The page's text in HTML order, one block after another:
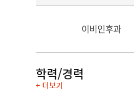
이비인후과
학력/경력
+ 더보기